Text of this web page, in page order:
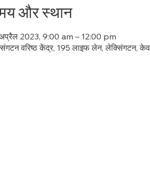
और स्थान
2023, 9:00 am – 12:00 pm
वरिष्ठ केंद्र, 195 लाइफ लेन, लेक्सिंगटन,